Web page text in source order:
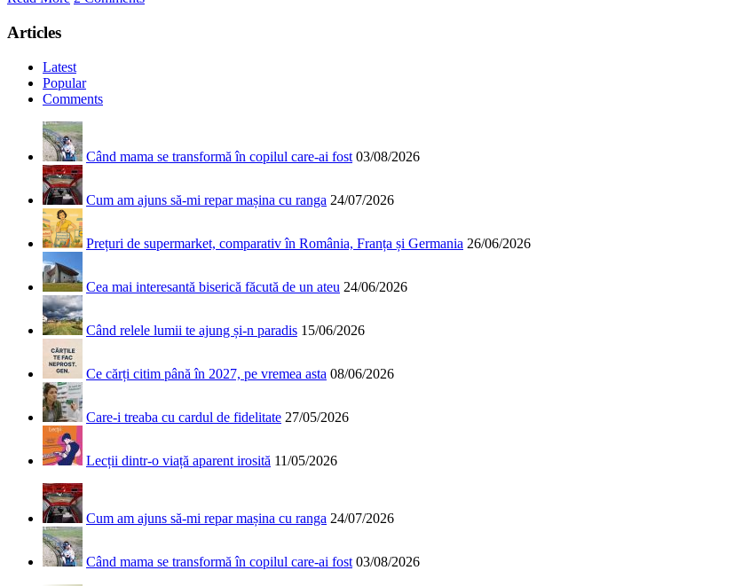
Articles
Latest
Popular
Comments
Când mama se transformă în copilul care-ai fost 03/08/2026
Cum am ajuns să-mi repar mașina cu ranga 24/07/2026
Prețuri de supermarket, comparativ în România, Franța și Germania 26/06/2026
Cea mai interesantă biserică făcută de un ateu 24/06/2026
Când relele lumii te ajung și-n paradis 15/06/2026
Ce cărți citim până în 2027, pe vremea asta 08/06/2026
Care-i treaba cu cardul de fidelitate 27/05/2026
Lecții dintr-o viață aparent irosită 11/05/2026
Cum am ajuns să-mi repar mașina cu ranga 24/07/2026
Când mama se transformă în copilul care-ai fost 03/08/2026